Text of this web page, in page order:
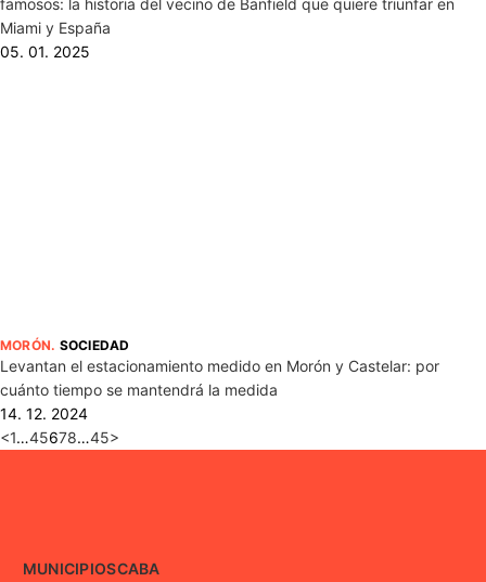
famosos: la historia del vecino de Banfield que quiere triunfar en
Miami y España
05. 01. 2025
MORÓN. SOCIEDAD
Levantan el estacionamiento medido en Morón y Castelar: por
cuánto tiempo se mantendrá la medida
14. 12. 2024
<1…45678…45>
MUNICIPIOSCABA